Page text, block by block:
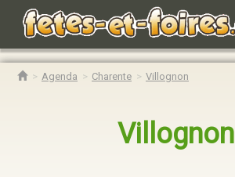
Agenda Charente Villognon
Villognon